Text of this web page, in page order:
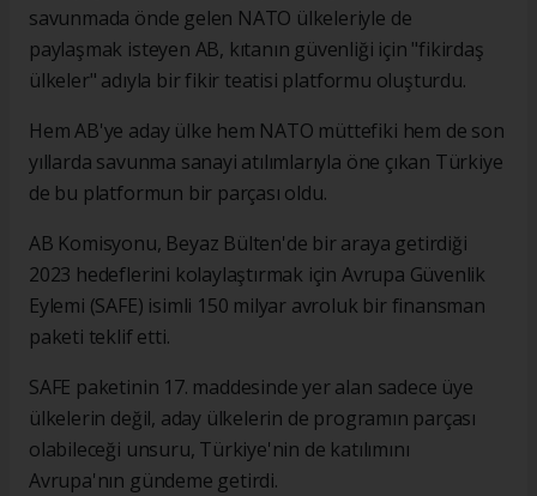
savunmada önde gelen NATO ülkeleriyle de
paylaşmak isteyen AB, kıtanın güvenliği için "fikirdaş
ülkeler" adıyla bir fikir teatisi platformu oluşturdu.
Hem AB'ye aday ülke hem NATO müttefiki hem de son
yıllarda savunma sanayi atılımlarıyla öne çıkan Türkiye
de bu platformun bir parçası oldu.
AB Komisyonu, Beyaz Bülten'de bir araya getirdiği
2023 hedeflerini kolaylaştırmak için Avrupa Güvenlik
Eylemi (SAFE) isimli 150 milyar avroluk bir finansman
paketi teklif etti.
SAFE paketinin 17. maddesinde yer alan sadece üye
ülkelerin değil, aday ülkelerin de programın parçası
olabileceği unsuru, Türkiye'nin de katılımını
Avrupa'nın gündeme getirdi.